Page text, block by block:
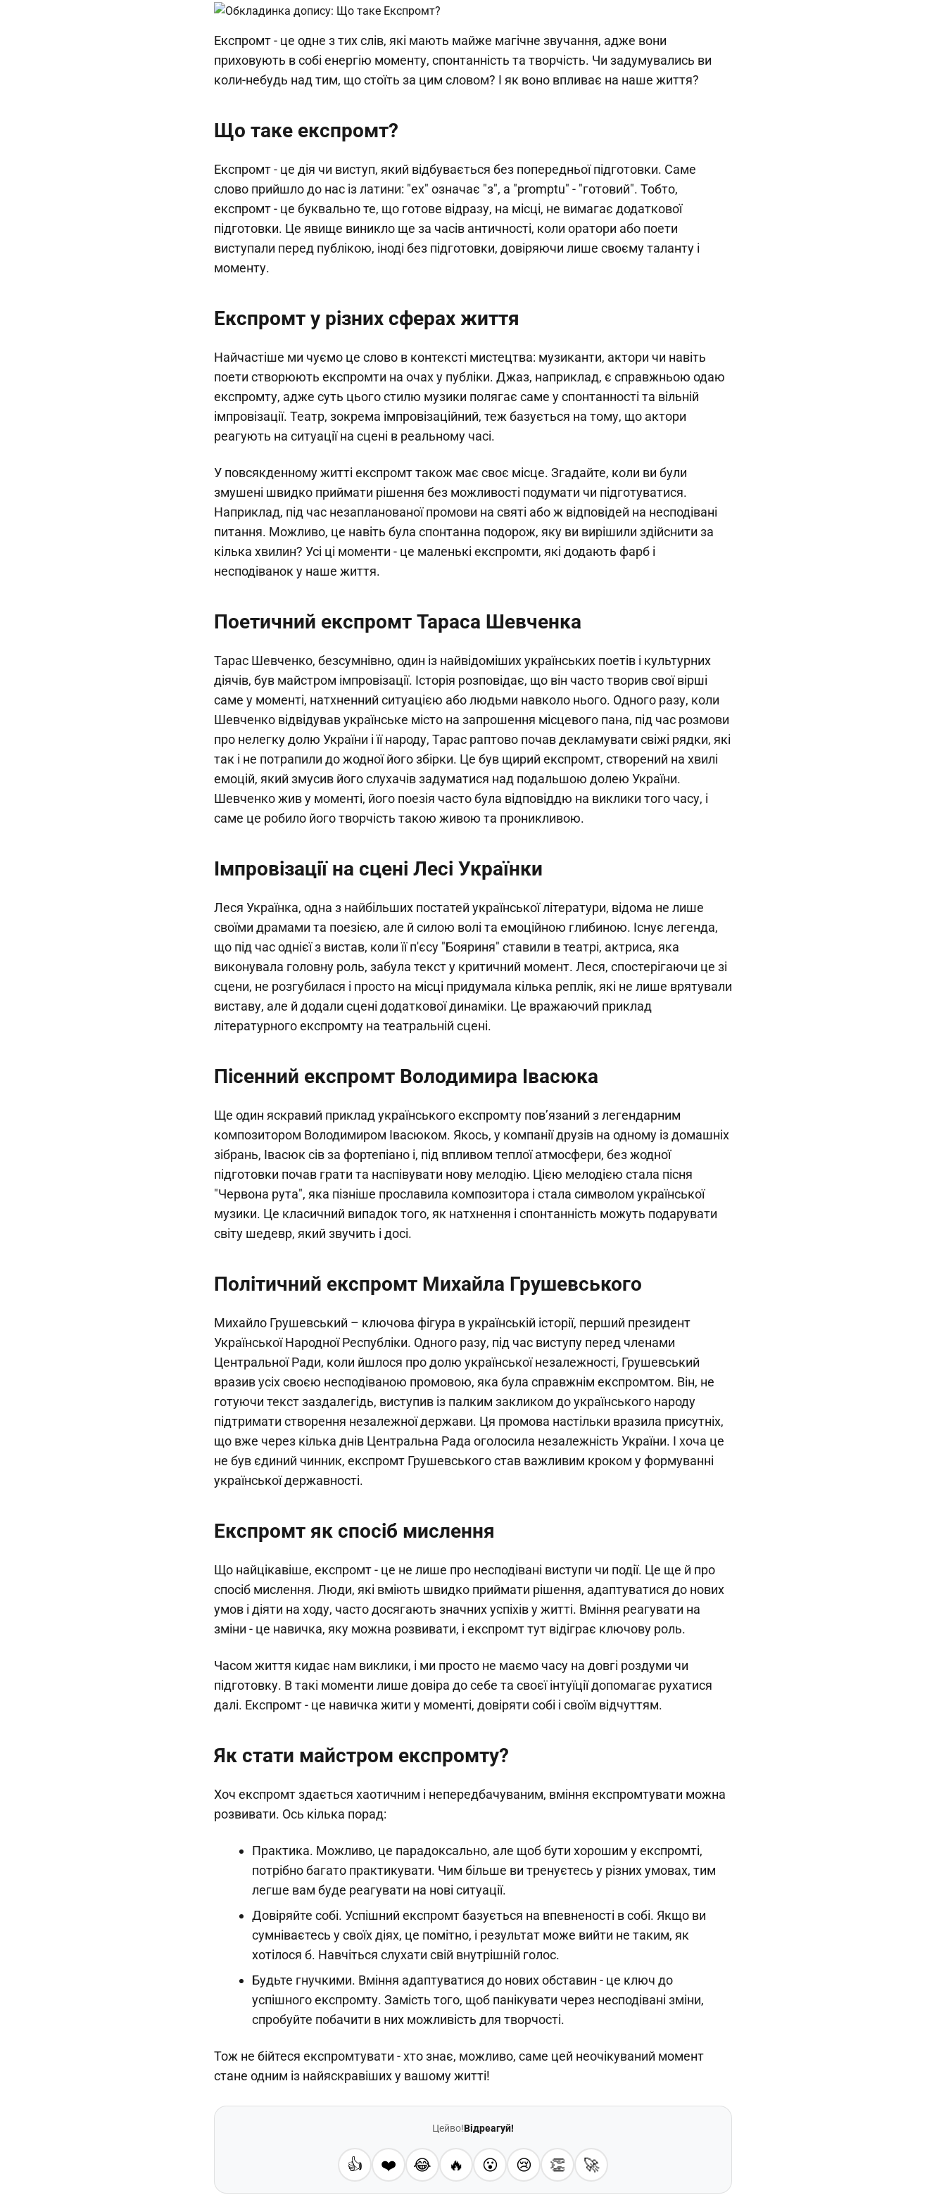
Експромт - це одне з тих слів, які мають майже магічне звучання, адже вони
приховують в собі енергію моменту, спонтанність та творчість. Чи задумувались ви
коли-небудь над тим, що стоїть за цим словом? І як воно впливає на наше життя?
Що таке експромт?
Експромт - це дія чи виступ, який відбувається без попередньої підготовки. Саме
слово прийшло до нас із латини: "ex" означає "з", а "promptu" - "готовий". Тобто,
експромт - це буквально те, що готове відразу, на місці, не вимагає додаткової
підготовки. Це явище виникло ще за часів античності, коли оратори або поети
виступали перед публікою, іноді без підготовки, довіряючи лише своєму таланту і
моменту.
Експромт у різних сферах життя
Найчастіше ми чуємо це слово в контексті мистецтва: музиканти, актори чи навіть
поети створюють експромти на очах у публіки. Джаз, наприклад, є справжньою одаю
експромту, адже суть цього стилю музики полягає саме у спонтанності та вільній
імпровізації. Театр, зокрема імпровізаційний, теж базується на тому, що актори
реагують на ситуації на сцені в реальному часі.
У повсякденному житті експромт також має своє місце. Згадайте, коли ви були
змушені швидко приймати рішення без можливості подумати чи підготуватися.
Наприклад, під час незапланованої промови на святі або ж відповідей на несподівані
питання. Можливо, це навіть була спонтанна подорож, яку ви вирішили здійснити за
кілька хвилин? Усі ці моменти - це маленькі експромти, які додають фарб і
несподіванок у наше життя.
Поетичний експромт Тараса Шевченка
Тарас Шевченко, безсумнівно, один із найвідоміших українських поетів і культурних
діячів, був майстром імпровізації. Історія розповідає, що він часто творив свої вірші
саме у моменті, натхненний ситуацією або людьми навколо нього. Одного разу, коли
Шевченко відвідував українське місто на запрошення місцевого пана, під час розмови
про нелегку долю України і її народу, Тарас раптово почав декламувати свіжі рядки, які
так і не потрапили до жодної його збірки. Це був щирий експромт, створений на хвилі
емоцій, який змусив його слухачів задуматися над подальшою долею України.
Шевченко жив у моменті, його поезія часто була відповіддю на виклики того часу, і
саме це робило його творчість такою живою та проникливою.
Імпровізації на сцені Лесі Українки
Леся Українка, одна з найбільших постатей української літератури, відома не лише
своїми драмами та поезією, але й силою волі та емоційною глибиною. Існує легенда,
що під час однієї з вистав, коли її п'єсу "Бояриня" ставили в театрі, актриса, яка
виконувала головну роль, забула текст у критичний момент. Леся, спостерігаючи це зі
сцени, не розгубилася і просто на місці придумала кілька реплік, які не лише врятували
виставу, але й додали сцені додаткової динаміки. Це вражаючий приклад
літературного експромту на театральній сцені.
Пісенний експромт Володимира Івасюка
Ще один яскравий приклад українського експромту пов’язаний з легендарним
композитором Володимиром Івасюком. Якось, у компанії друзів на одному із домашніх
зібрань, Івасюк сів за фортепіано і, під впливом теплої атмосфери, без жодної
підготовки почав грати та наспівувати нову мелодію. Цією мелодією стала пісня
"Червона рута", яка пізніше прославила композитора і стала символом української
музики. Це класичний випадок того, як натхнення і спонтанність можуть подарувати
світу шедевр, який звучить і досі.
Політичний експромт Михайла Грушевського
Михайло Грушевський – ключова фігура в українській історії, перший президент
Української Народної Республіки. Одного разу, під час виступу перед членами
Центральної Ради, коли йшлося про долю української незалежності, Грушевський
вразив усіх своєю несподіваною промовою, яка була справжнім експромтом. Він, не
готуючи текст заздалегідь, виступив із палким закликом до українського народу
підтримати створення незалежної держави. Ця промова настільки вразила присутніх,
що вже через кілька днів Центральна Рада оголосила незалежність України. І хоча це
не був єдиний чинник, експромт Грушевського став важливим кроком у формуванні
української державності.
Експромт як спосіб мислення
Що найцікавіше, експромт - це не лише про несподівані виступи чи події. Це ще й про
спосіб мислення. Люди, які вміють швидко приймати рішення, адаптуватися до нових
умов і діяти на ходу, часто досягають значних успіхів у житті. Вміння реагувати на
зміни - це навичка, яку можна розвивати, і експромт тут відіграє ключову роль.
Часом життя кидає нам виклики, і ми просто не маємо часу на довгі роздуми чи
підготовку. В такі моменти лише довіра до себе та своєї інтуїції допомагає рухатися
далі. Експромт - це навичка жити у моменті, довіряти собі і своїм відчуттям.
Як стати майстром експромту?
Хоч експромт здається хаотичним і непередбачуваним, вміння експромтувати можна
розвивати. Ось кілька порад:
Практика. Можливо, це парадоксально, але щоб бути хорошим у експромті,
потрібно багато практикувати. Чим більше ви тренуєтесь у різних умовах, тим
легше вам буде реагувати на нові ситуації.
Довіряйте собі. Успішний експромт базується на впевненості в собі. Якщо ви
сумніваєтесь у своїх діях, це помітно, і результат може вийти не таким, як
хотілося б. Навчіться слухати свій внутрішній голос.
Будьте гнучкими. Вміння адаптуватися до нових обставин - це ключ до
успішного експромту. Замість того, щоб панікувати через несподівані зміни,
спробуйте побачити в них можливість для творчості.
Тож не бійтеся експромтувати - хто знає, можливо, саме цей неочікуваний момент
стане одним із найяскравіших у вашому житті!
Цейво!Відреагуй!
👍 ❤️ 😂 🔥 😮 😢 👏 🚀